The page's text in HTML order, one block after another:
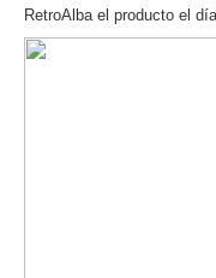
RetroAlba el producto el